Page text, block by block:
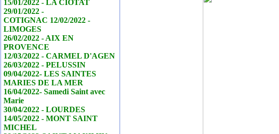
15/01/2022 - LA CIOTAT
29/01/2022 -
COTIGNAC 12/02/2022 -
LIMOGES
26/02/2022 - AIX EN
PROVENCE
12/03/2022 - CARMEL D'AGEN
26/03/2022 - PELUSSIN
09/04/2022- LES SAINTES
MARIES DE LA MER
16/04/2022- Samedi Saint avec
Marie
30/04/2022 - LOURDES
14/05/2022 - MONT SAINT
MICHEL